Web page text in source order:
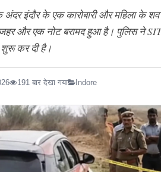
इंदौर के एक कारोबारी और महिला के
और एक नोट बरामद हुआ है। पुलिस ने
कर दी है।
191 बार देखा गया Indore